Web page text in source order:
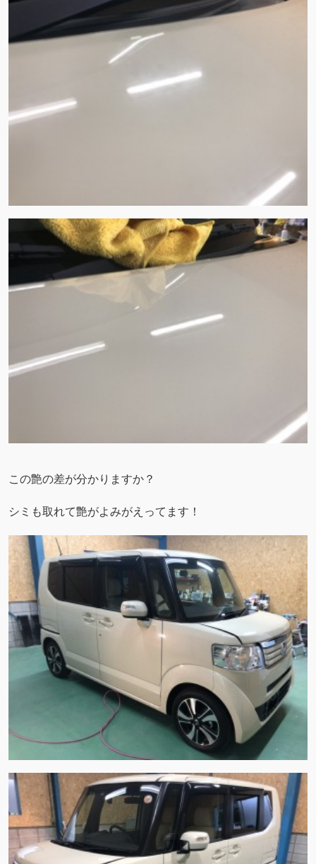
この艶の差が分かりますか？
シミも取れて艶がよみがえってます！